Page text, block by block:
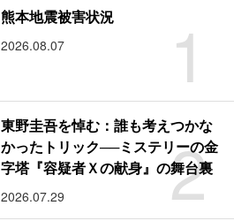
1
熊本地震被害状況
2026.08.07
2
東野圭吾を悼む：誰も考えつかな
かったトリック──ミステリーの金
字塔『容疑者Ｘの献身』の舞台裏
2026.07.29